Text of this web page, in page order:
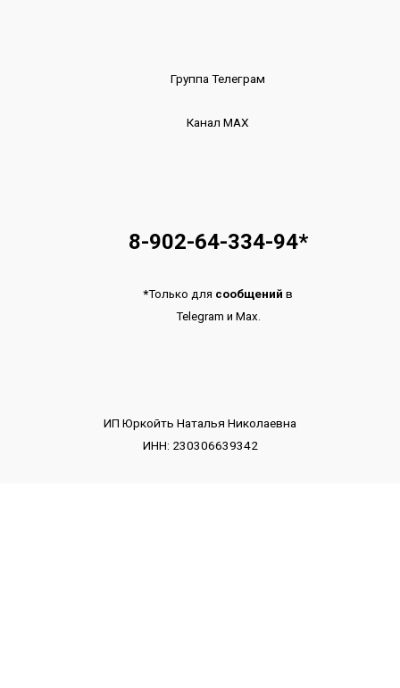
Группа Телеграм
Канал МАХ
8-902-64-334-94*
*Только для сообщений в
Telegram и Max.
ИП Юркойть Наталья Николаевна
ИНН: 230306639342